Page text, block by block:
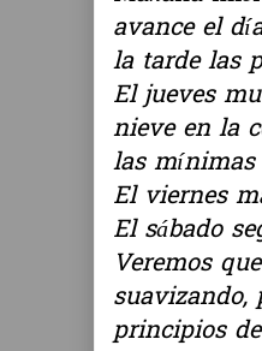
avance el
la tarde las
El jueves
nieve en la
las mínimas
El viernes
El sábado
Veremos
suavizando,
principios